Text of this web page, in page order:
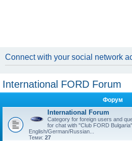
Connect with your social network
International FORD Forum
Форум
International Forum
Category for foreign users and
for chat with "Club FORD
English/German/Russian...
Теми: 27